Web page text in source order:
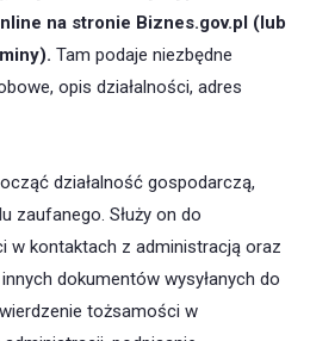
na stronie Biznes.gov.pl (lub
Tam podaje niezbędne
opis działalności, adres
działalność gospodarczą,
zaufanego. Służy on do
w kontaktach z administracją oraz
dokumentów wysyłanych do
tożsamości w